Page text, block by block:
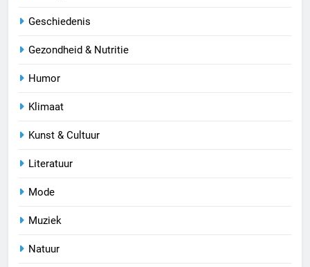
Geschiedenis
Gezondheid & Nutritie
Humor
Klimaat
Kunst & Cultuur
Literatuur
Mode
Muziek
Natuur